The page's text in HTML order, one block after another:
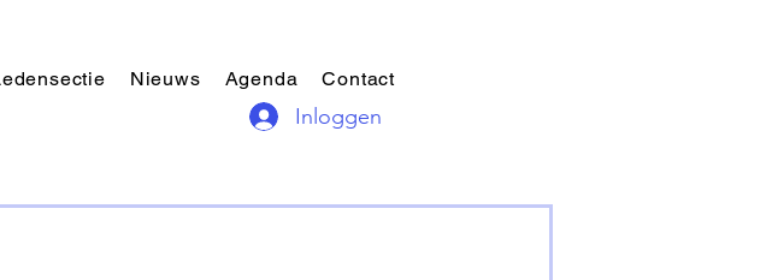
Nieuws Agenda Contact
Inloggen